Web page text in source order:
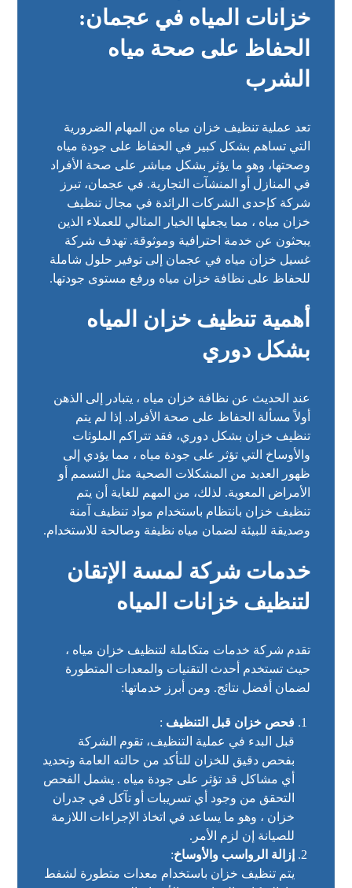
خزانات المياه في عجمان:
الحفاظ على صحة مياه
الشرب
تعد عملية تنظيف خزان مياه من المهام الضرورية
التي تساهم بشكل كبير في الحفاظ على جودة مياه
وصحتها، وهو ما يؤثر بشكل مباشر على صحة الأفراد
في المنازل أو المنشآت التجارية. في عجمان، تبرز
شركة كإحدى الشركات الرائدة في مجال تنظيف
خزان مياه ، مما يجعلها الخيار المثالي للعملاء الذين
يبحثون عن خدمة احترافية وموثوقة. تهدف شركة
غسيل خزان مياه في عجمان إلى توفير حلول شاملة
للحفاظ على نظافة خزان مياه ورفع مستوى جودتها.
أهمية تنظيف خزان المياه
بشكل دوري
عند الحديث عن نظافة خزان مياه ، يتبادر إلى الذهن
أولاً مسألة الحفاظ على صحة الأفراد. إذا لم يتم
تنظيف خزان بشكل دوري، فقد تتراكم الملوثات
والأوساخ التي تؤثر على جودة مياه ، مما يؤدي إلى
ظهور العديد من المشكلات الصحية مثل التسمم أو
الأمراض المعوية. لذلك، من المهم للغاية أن يتم
تنظيف خزان بانتظام باستخدام مواد تنظيف آمنة
وصديقة للبيئة لضمان مياه نظيفة وصالحة للاستخدام.
خدمات شركة لمسة الإتقان
لتنظيف خزانات المياه
تقدم شركة خدمات متكاملة لتنظيف خزان مياه ،
حيث تستخدم أحدث التقنيات والمعدات المتطورة
لضمان أفضل نتائج. ومن أبرز خدماتها:
فحص خزان قبل التنظيف :
قبل البدء في عملية التنظيف، تقوم الشركة
بفحص دقيق للخزان للتأكد من حالته العامة وتحديد
أي مشاكل قد تؤثر على جودة مياه . يشمل الفحص
التحقق من وجود أي تسريبات أو تآكل في جدران
خزان ، وهو ما يساعد في اتخاذ الإجراءات اللازمة
للصيانة إن لزم الأمر.
إزالة الرواسب والأوساخ:
يتم تنظيف خزان باستخدام معدات متطورة لشفط